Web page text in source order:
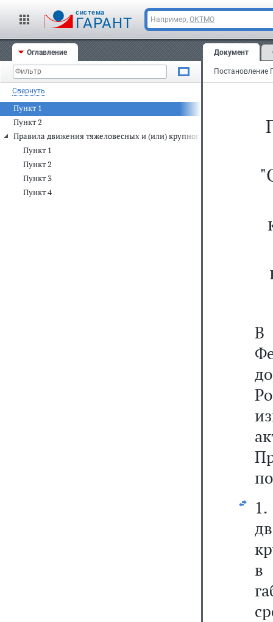
cистема
ГАРАНТ Например, ОКТМО
Оглавление
Свернуть
Пункт 1
Пункт 2
Правила движения тяжеловесных и (или) крупногабаритных
Пункт 1
Пункт 2
Пункт 3
Пункт 4
Документ
В
в